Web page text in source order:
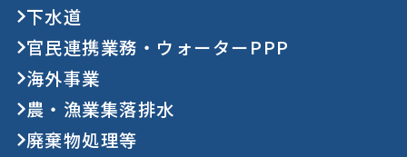
下水道
官民連携業務・ウォーターPPP
海外事業
農・漁業集落排水
廃棄物処理等